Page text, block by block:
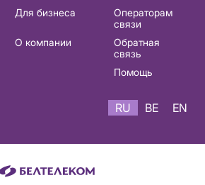
Для бизнеса
Операторам
связи
О компании
Обратная
связь
Помощь
RU BE EN